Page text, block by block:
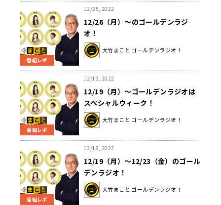
番組レポ
12/25, 2022
12/26（月）～のゴールデンラジ
オ！
大竹まこと ゴールデンラジオ！
番組レポ
12/19, 2022
12/19（月）～ゴールデンラジオは
スペシャルウィーク！
大竹まこと ゴールデンラジオ！
番組レポ
12/18, 2022
12/19（月）～12/23（金）のゴール
デンラジオ！
大竹まこと ゴールデンラジオ！